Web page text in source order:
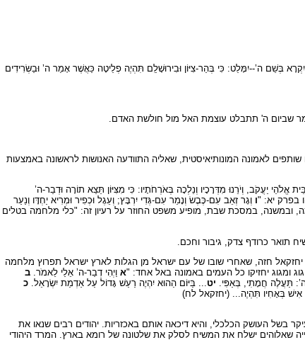
בְּשֵׁם ה’--יִמָּלֵט: כִּי בְּהַר-צִיּוֹן וּבִירוּשָׁלִַם תִּהְיֶה פְלֵיטָה כַּאֲשֶׁר אָמַר ה’ וּבַשְּׂרִידִים
שביום ה' תתבלט עוצמת האל מול חולשת האדם.
לאמונה המונותיאיסטית, שאליה התוודעה האנושות לראשונה באמצעות
אֱלֹהֵי יַעֲקֹב, וְיֹרֵנוּ מִדְּרָכָיו וְנֵלְכָה בְּאֹרְחֹתָיו: כִּי מִצִּיּוֹן תֵּצֵא תוֹרָה וּדְבַר-ה’
בפרק יא: "ו וְגָר זְאֵב עִם-כֶּבֶשׂ וְנָמֵר עִם-גְּדִי יִרְבָּץ; וְעֵגֶל וּכְפִיר וּמְרִיא יַחְדָּו וְנַעַר
ובמשנה, במסכת שבת, מופיע משפט החוזר על רעיון זה: "כלי מלחמה בטלים
תואר כרודף צדק, גיבור וחכם.
יחזקאל חזה, שאחרי שובו של עם ישראל מן הגלות לארץ ישראל תפרוץ מלחמה
ומגוג יחזיקו כל העמים באמונה באל אחד: "א וַיְהִי דְבַר-ה’ אֵלַי לֵאמֹר. ב
תַּעֲלֶה חֲמָתִי, בְּאַפִּי. יט ... בַּיּוֹם הַהוּא יִהְיֶה רַעַשׁ גָּדוֹל עַל אַדְמַת יִשְׂרָאֵל. כ
בְּאָחִיו תִּהְיֶה... (יחזקאל לח)
בשל העושק הכלכלי, והיא דיכאה אותם באכזריות. יהודים רבים שנאו את
שאלוהים ישלח את המשיח לסלק את שלטונה של רומא בארץ. המרד היהודי